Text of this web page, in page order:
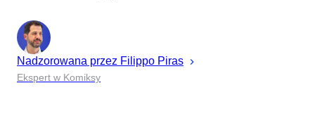
Nadzorowana przez Filippo Piras
Ekspert w Komiksy